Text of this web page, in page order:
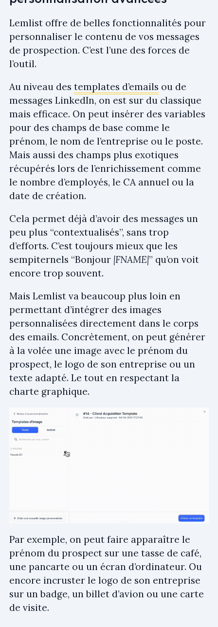
Lemlist offre de belles fonctionnalités pour
personnaliser le contenu de vos messages
de prospection. C’est l’une des forces de
l’outil.
Au niveau des templates d’emails ou de
messages LinkedIn, on est sur du classique
mais efficace. On peut insérer des variables
pour des champs de base comme le
prénom, le nom de l’entreprise ou le poste.
Mais aussi des champs plus exotiques
récupérés lors de l’enrichissement comme
le nombre d’employés, le CA annuel ou la
date de création.
Cela permet déjà d’avoir des messages un
peu plus “contextualisés”, sans trop
d’efforts. C’est toujours mieux que les
sempiternels “Bonjour |FNAME|” qu’on voit
encore trop souvent.
Mais Lemlist va beaucoup plus loin en
permettant d’intégrer des images
personnalisées directement dans le corps
des emails. Concrètement, on peut générer
à la volée une image avec le prénom du
prospect, le logo de son entreprise ou un
texte adapté. Le tout en respectant la
charte graphique.
Par exemple, on peut faire apparaître le
prénom du prospect sur une tasse de café,
une pancarte ou un écran d’ordinateur. Ou
encore incruster le logo de son entreprise
sur un badge, un billet d’avion ou une carte
de visite.